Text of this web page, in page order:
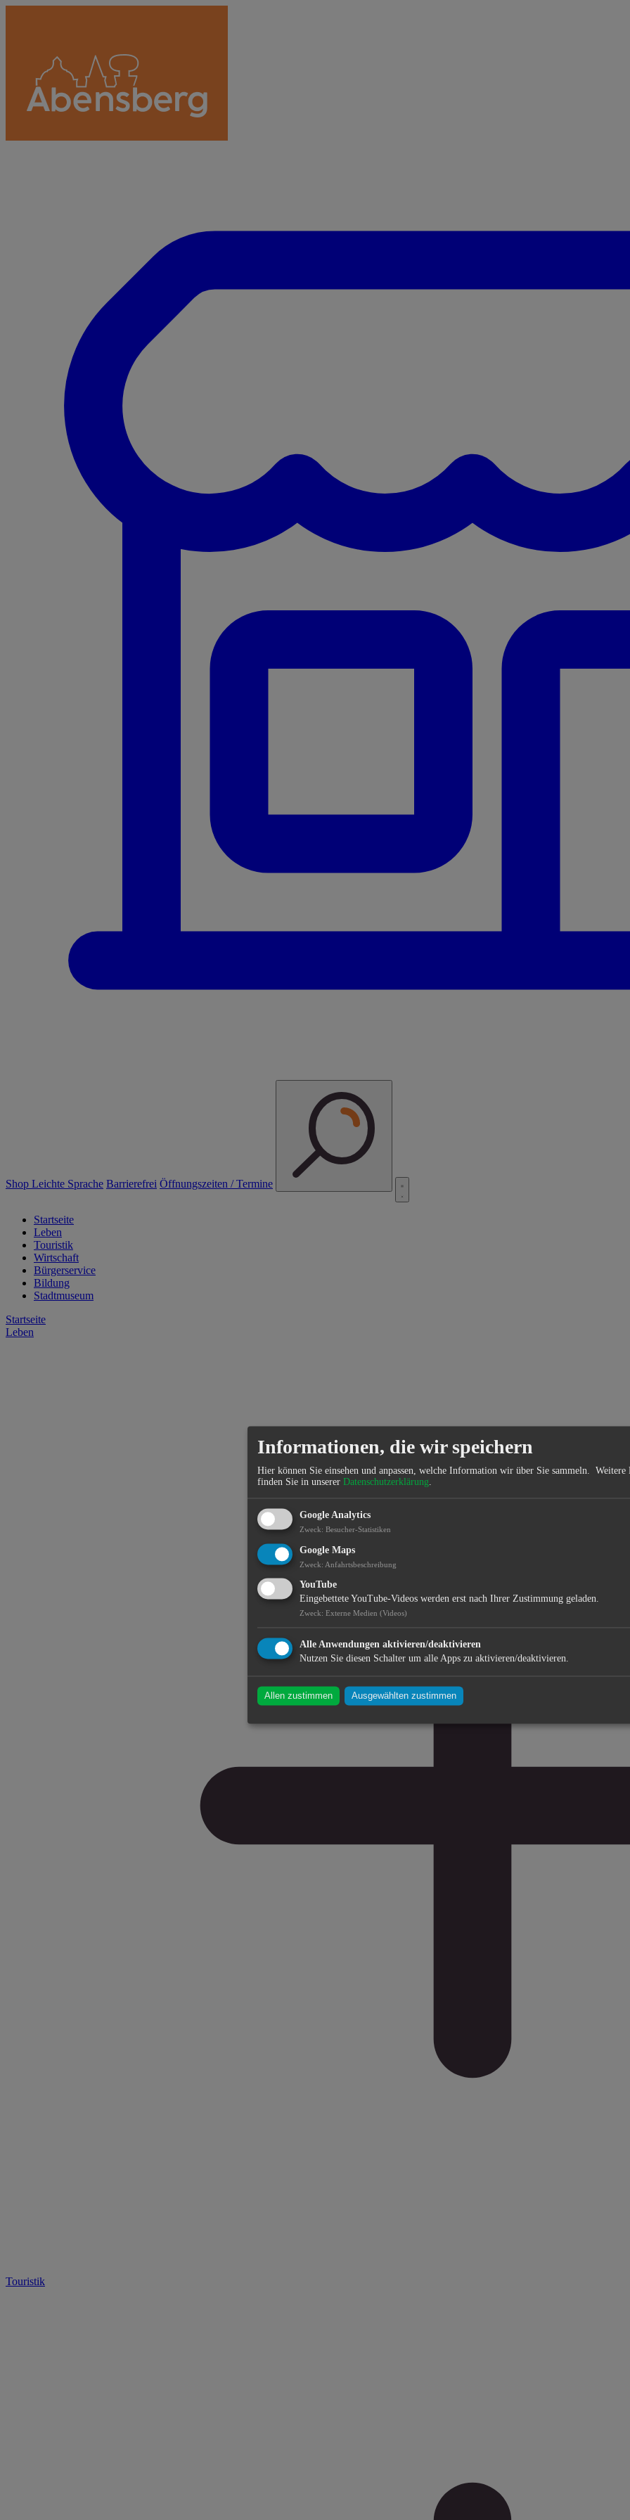
Shop Leichte Sprache Barrierefrei Öffnungszeiten / Termine
Startseite
Leben
Touristik
Wirtschaft
Bürgerservice
Bildung
Stadtmuseum
Startseite
Leben
Touristik
Informationen, die wir speichern
Hier können Sie einsehen und anpassen, welche Information wir über Sie sammeln. Weitere
finden Sie in unserer Datenschutzerklärung.
Google Analytics
Zweck: Besucher-Statistiken
Google Maps
Zweck: Anfahrtsbeschreibung
YouTube
Eingebettete YouTube-Videos werden erst nach Ihrer Zustimmung geladen.
Zweck: Externe Medien (Videos)
Alle Anwendungen aktivieren/deaktivieren
Nutzen Sie diesen Schalter um alle Apps zu aktivieren/deaktivieren.
Allen zustimmen Ausgewählten zustimmen